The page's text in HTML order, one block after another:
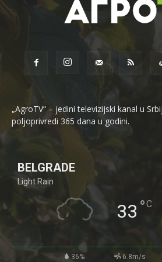
„AgroTV“ – jedini televizijski kanal u
poljoprivredi 365 dana u godini.
BELGRADE
Light Rain
33 °C
36% 6.8m/s